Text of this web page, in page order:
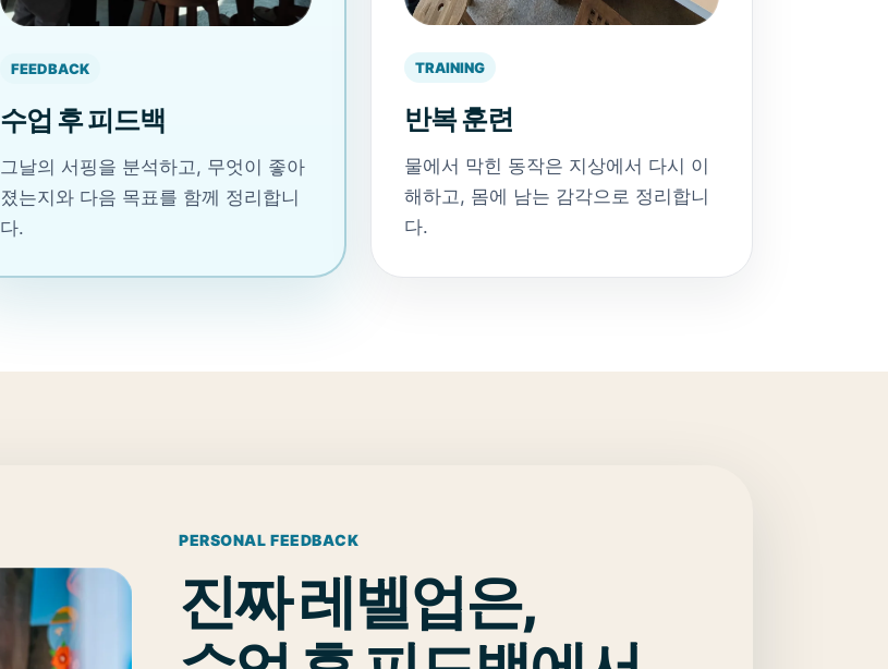
FEEDBACK
수업 후 피드백
그날의 서핑을 분석하고, 무엇이 좋아
졌는지와 다음 목표를 함께 정리합니
다.
TRAINING
반복 훈련
물에서 막힌 동작은 지상에서 다시 이
해하고, 몸에 남는 감각으로 정리합니
다.
PERSONAL FEEDBACK
진짜 레벨업은,